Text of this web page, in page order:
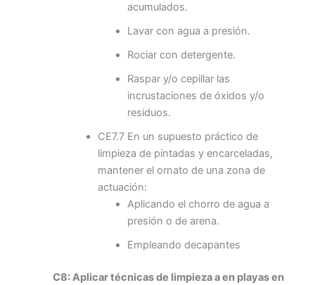
acumulados.
Lavar con agua a presión.
Rociar con detergente.
Raspar y/o cepillar las
incrustaciones de óxidos y/o
residuos.
CE7.7 En un supuesto práctico de
limpieza de pintadas y encarceladas,
mantener el ornato de una zona de
actuación:
Aplicando el chorro de agua a
presión o de arena.
Empleando decapantes
C8: Aplicar técnicas de limpieza a en playas en